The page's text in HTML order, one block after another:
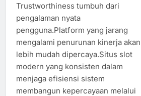
Trustworthiness tumbuh dari
pengalaman nyata
pengguna.Platform yang jarang
mengalami penurunan kinerja akan
lebih mudah dipercaya.Situs slot
modern yang konsisten dalam
menjaga efisiensi sistem
membangun kepercayaan melalui